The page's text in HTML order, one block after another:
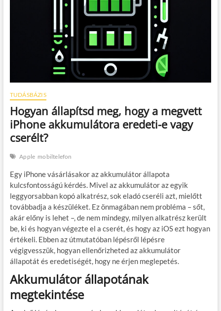
TUDÁSBÁZIS
Hogyan állapítsd meg, hogy a megvett
iPhone akkumulátora eredeti-e vagy
cserélt?
Apple mobiltelefon
Egy iPhone vásárlásakor az akkumulátor állapota
kulcsfontosságú kérdés. Mivel az akkumulátor az egyik
leggyorsabban kopó alkatrész, sok eladó cseréli azt, mielőtt
továbbadja a készüléket. Ez önmagában nem probléma – sőt,
akár előny is lehet –, de nem mindegy, milyen alkatrész került
be, ki és hogyan végezte el a cserét, és hogy az iOS ezt hogyan
értékeli. Ebben az útmutatóban lépésről lépésre
végigvesszük, hogyan ellenőrizheted az akkumulátor
állapotát és eredetiségét, hogy ne érjen meglepetés.
Akkumulátor állapotának
megtekintése